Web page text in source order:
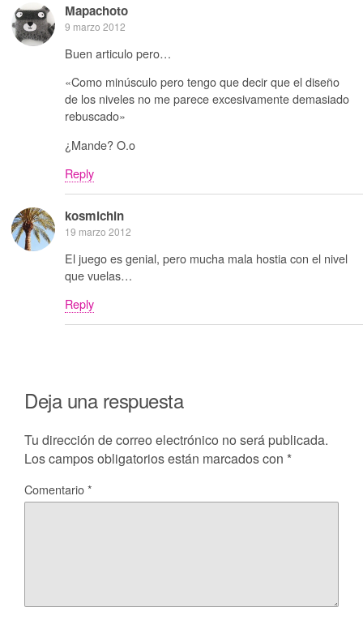
Mapachoto
9 marzo 2012
Buen articulo pero…
«Como minúsculo pero tengo que decir que el diseño
de los niveles no me parece excesivamente demasiado
rebuscado»
¿Mande? O.o
Reply
kosmichin
19 marzo 2012
El juego es genial, pero mucha mala hostia con el nivel
que vuelas…
Reply
Deja una respuesta
Tu dirección de correo electrónico no será publicada.
Los campos obligatorios están marcados con *
Comentario*